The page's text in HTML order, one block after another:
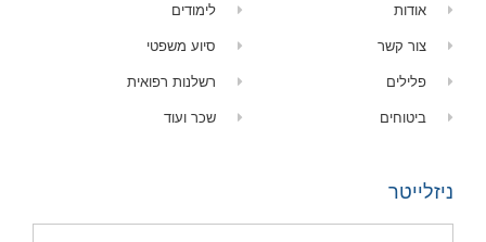
אודות
צור קשר
פלילים
ביטוחים
לימודים
סיוע משפטי
רשלנות רפואית
שכר ועוד
ניזלייטר